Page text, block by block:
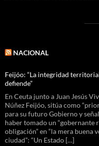
NACIONAL
Feijóo: “La integridad
defiende”
En Ceuta junto a Juan Jesús
Núñez Feijóo, sitúa como
para su futuro Gobierno y
haber tomado un “gobernante
obligación” en “la mera buena
ciudad”: “Un Estado […]